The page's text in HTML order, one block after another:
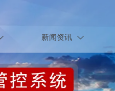
新闻资讯 